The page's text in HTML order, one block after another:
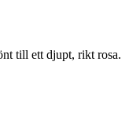
till ett djupt, rikt rosa.